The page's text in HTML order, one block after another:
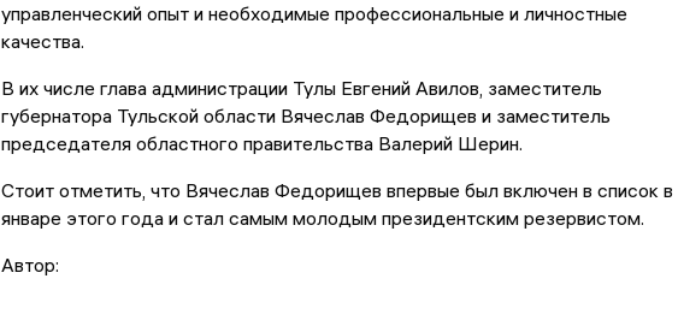
управленческий опыт и необходимые профессиональные и личностные
качества.
В их числе глава администрации Тулы Евгений Авилов, заместитель
губернатора Тульской области Вячеслав Федорищев и заместитель
председателя областного правительства Валерий Шерин.
Стоит отметить, что Вячеслав Федорищев впервые был включен в список в
январе этого года и стал самым молодым президентским резервистом.
Автор: